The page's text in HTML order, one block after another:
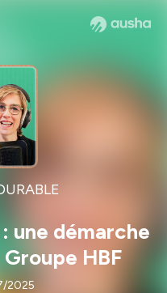
une démarche
HBF
2025